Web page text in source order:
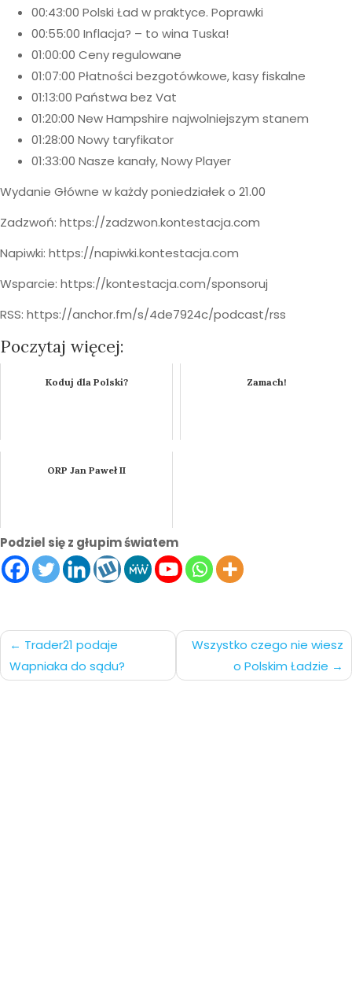
00:43:00 Polski Ład w praktyce. Poprawki
00:55:00 Inflacja? – to wina Tuska!
01:00:00 Ceny regulowane
01:07:00 Płatności bezgotówkowe, kasy fiskalne
01:13:00 Państwa bez Vat
01:20:00 New Hampshire najwolniejszym stanem
01:28:00 Nowy taryfikator
01:33:00 Nasze kanały, Nowy Player
Wydanie Główne w każdy poniedziałek o 21.00
Zadzwoń: https://zadzwon.kontestacja.com​​​​​
Napiwki: https://napiwki.kontestacja.com​​​​​
Wsparcie: https://kontestacja.com/sponsoruj
RSS: https://anchor.fm/s/4de7924c/podcast/rss
Poczytaj więcej:
Koduj dla Polski? Zamach!
ORP Jan Paweł II
Podziel się z głupim światem
Nawigacja
po
Trader21 podaje
Wapniaka do sądu?
Wszystko czego nie wiesz
o Polskim Ładzie